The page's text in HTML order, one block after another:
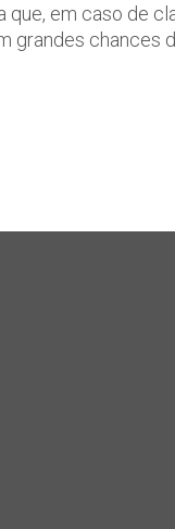
em caso de
grandes chances